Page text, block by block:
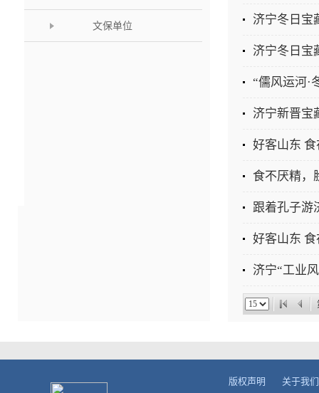
文保单位 济宁冬日宝
济宁冬日宝
“儒风运河·
好客山东
食不厌精，
跟着孔子游
好客山东
济宁“工业
版权声明
关于我们